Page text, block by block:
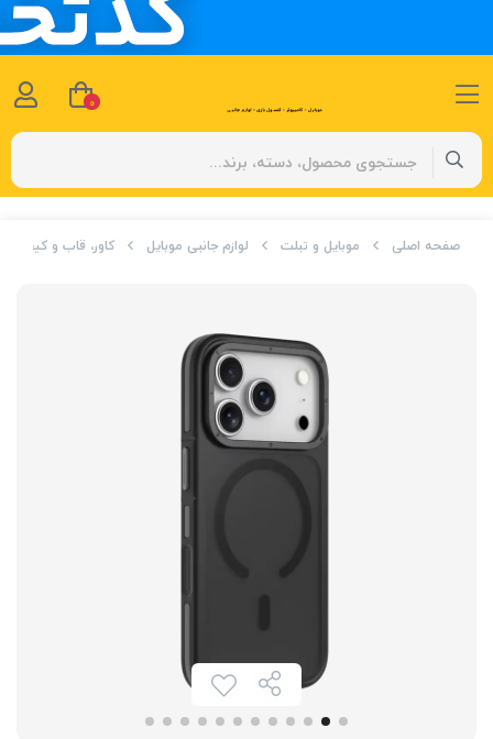
صفحه اصلی موبایل و تبلت لوازم جانبی موبایل کاور، قاب و کیف
0